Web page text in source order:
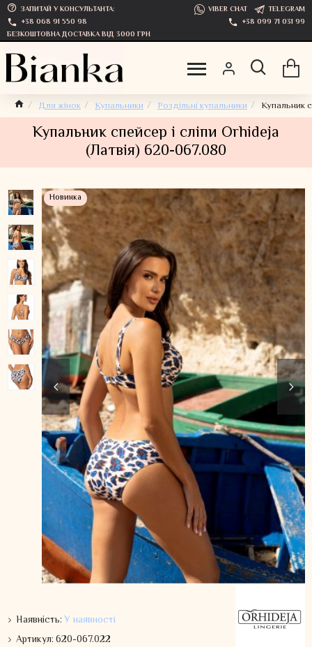
ЗАПИТАЙ У КОНСУЛЬТАНТА: VIBER CHAT
TELEGRAM
+38 068 91 550 98
+38 099 71 031 99
БЕЗКОШТОВНА ДОСТАВКА ВІД 3000 ГРН
Для жінок Купальники Роздільні купальники Купальник
Купальник спейсер і сліпи Orhideja
(Латвія) 620-067.080
Новинка
Наявність:У наявності
Артикул:620-067.022